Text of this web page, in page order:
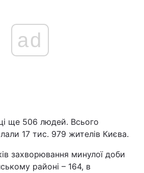
ad
ще 506 людей. Всього
17 тис. 979 жителів Києва.
захворювання минулої доби
районі – 164, в